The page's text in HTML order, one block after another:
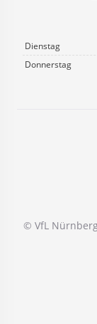
Dienstag
Donnerstag
© VfL